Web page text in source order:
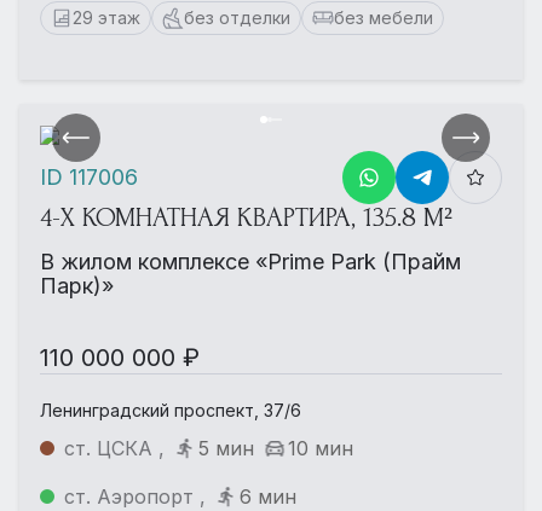
29 этаж без отделки без мебели
4-Х КОМНАТНАЯ КВАРТИРА, 135.8 М²
В жилом комплексе «Prime Park (Прайм
Парк)»
110 000 000 ₽
Ленинградский проспект, 37/6
ст. ЦСКА , 5 мин
10 мин
ст. Аэропорт ,
6 мин
ID 117006